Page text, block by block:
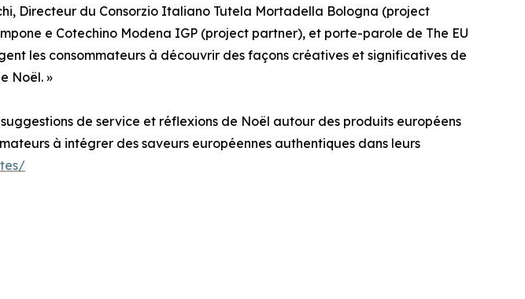
Directeur du Consorzio Italiano Tutela Mortadella Bologna (project
e Cotechino Modena IGP (project partner), et porte-parole de The EU
les consommateurs à découvrir des façons créatives et significatives de
Noël. »
de service et réflexions de Noël autour des produits européens
à intégrer des saveurs européennes authentiques dans leurs